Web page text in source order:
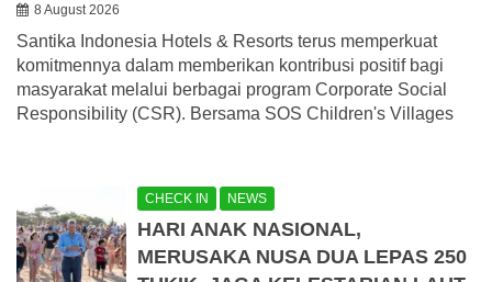
8 August 2026
Santika Indonesia Hotels & Resorts terus memperkuat
komitmennya dalam memberikan kontribusi positif bagi
masyarakat melalui berbagai program Corporate Social
Responsibility (CSR). Bersama SOS Children's Villages
CHECK IN NEWS
HARI ANAK NASIONAL,
MERUSAKA NUSA DUA LEPAS 250